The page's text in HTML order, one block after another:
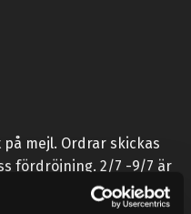
på mejl. Ordrar skickas
fördröjning. 2/7 -9/7 är